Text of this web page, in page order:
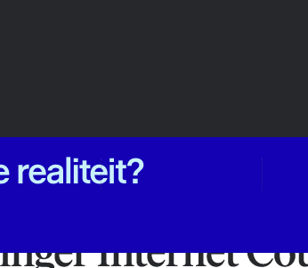
zo volg je de GIC